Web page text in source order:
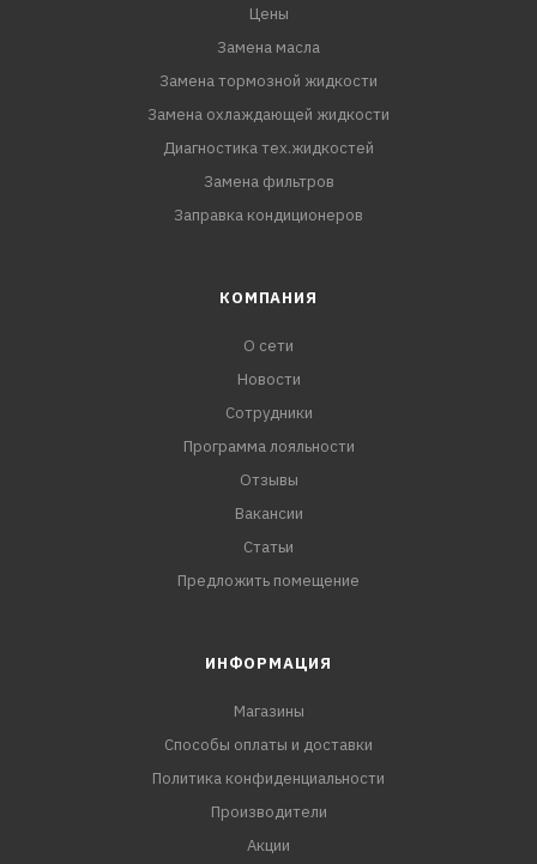
Цены
Замена масла
Замена тормозной жидкости
Замена охлаждающей жидкости
Диагностика тех.жидкостей
Замена фильтров
Заправка кондиционеров
КОМПАНИЯ
О сети
Новости
Сотрудники
Программа лояльности
Отзывы
Вакансии
Статьи
Предложить помещение
ИНФОРМАЦИЯ
Магазины
Способы оплаты и доставки
Политика конфиденциальности
Производители
Акции